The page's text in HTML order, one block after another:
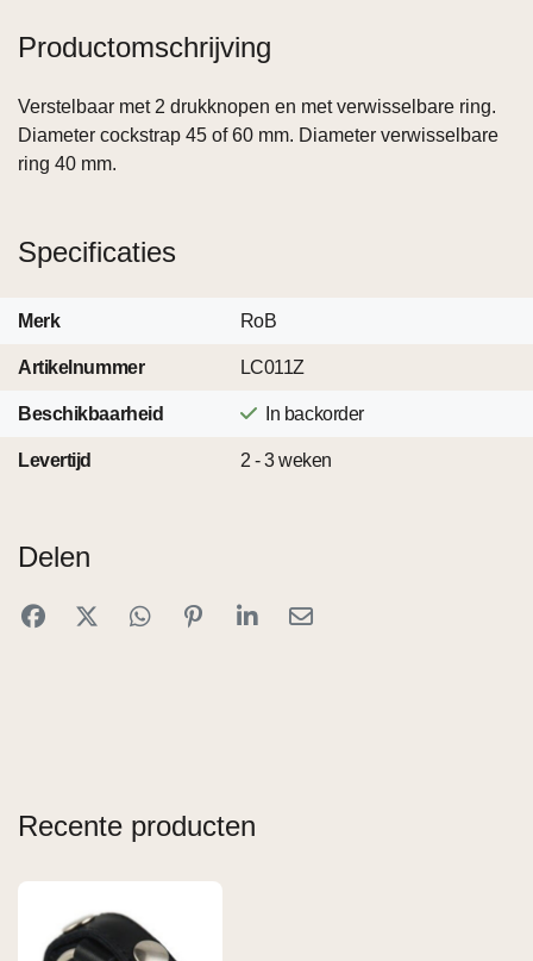
Productomschrijving
Verstelbaar met 2 drukknopen en met verwisselbare ring.
Diameter cockstrap 45 of 60 mm. Diameter verwisselbare
ring 40 mm.
Specificaties
Merk RoB
Artikelnummer LC011Z
Beschikbaarheid In backorder
Levertijd 2 - 3 weken
Delen
Recente producten